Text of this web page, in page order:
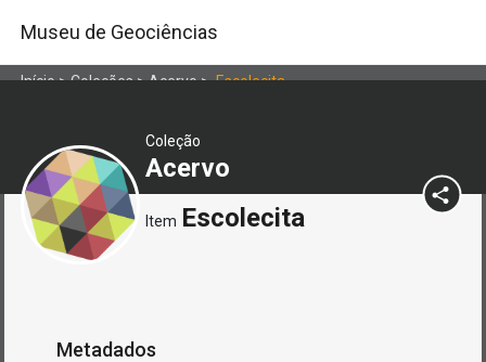
Museu de Geociências
Início>Coleções>Acervo>Escolecita
Coleção
Acervo
Item Escolecita
Metadados